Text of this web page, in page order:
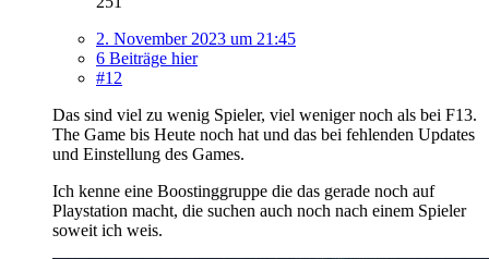
2. November 2023 um 21:45
6 Beiträge hier
#12
Das sind viel zu wenig Spieler, viel weniger noch als bei F13.
The Game bis Heute noch hat und das bei fehlenden Updates
und Einstellung des Games.
Ich kenne eine Boostinggruppe die das gerade noch auf
Playstation macht, die suchen auch noch nach einem Spieler
soweit ich weis.